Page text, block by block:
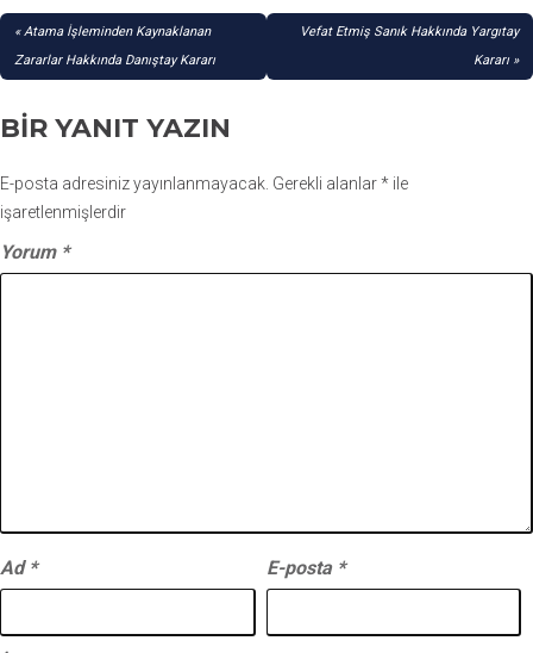
YAZI
GEZINMESI
Atama İşleminden Kaynaklanan
Zararlar Hakkında Danıştay Kararı
Vefat Etmiş Sanık Hakkında Yargıtay
Kararı
BIR YANIT YAZIN
E-posta adresiniz yayınlanmayacak. Gerekli alanlar* ile
işaretlenmişlerdir
Yorum *
Ad * E-posta *